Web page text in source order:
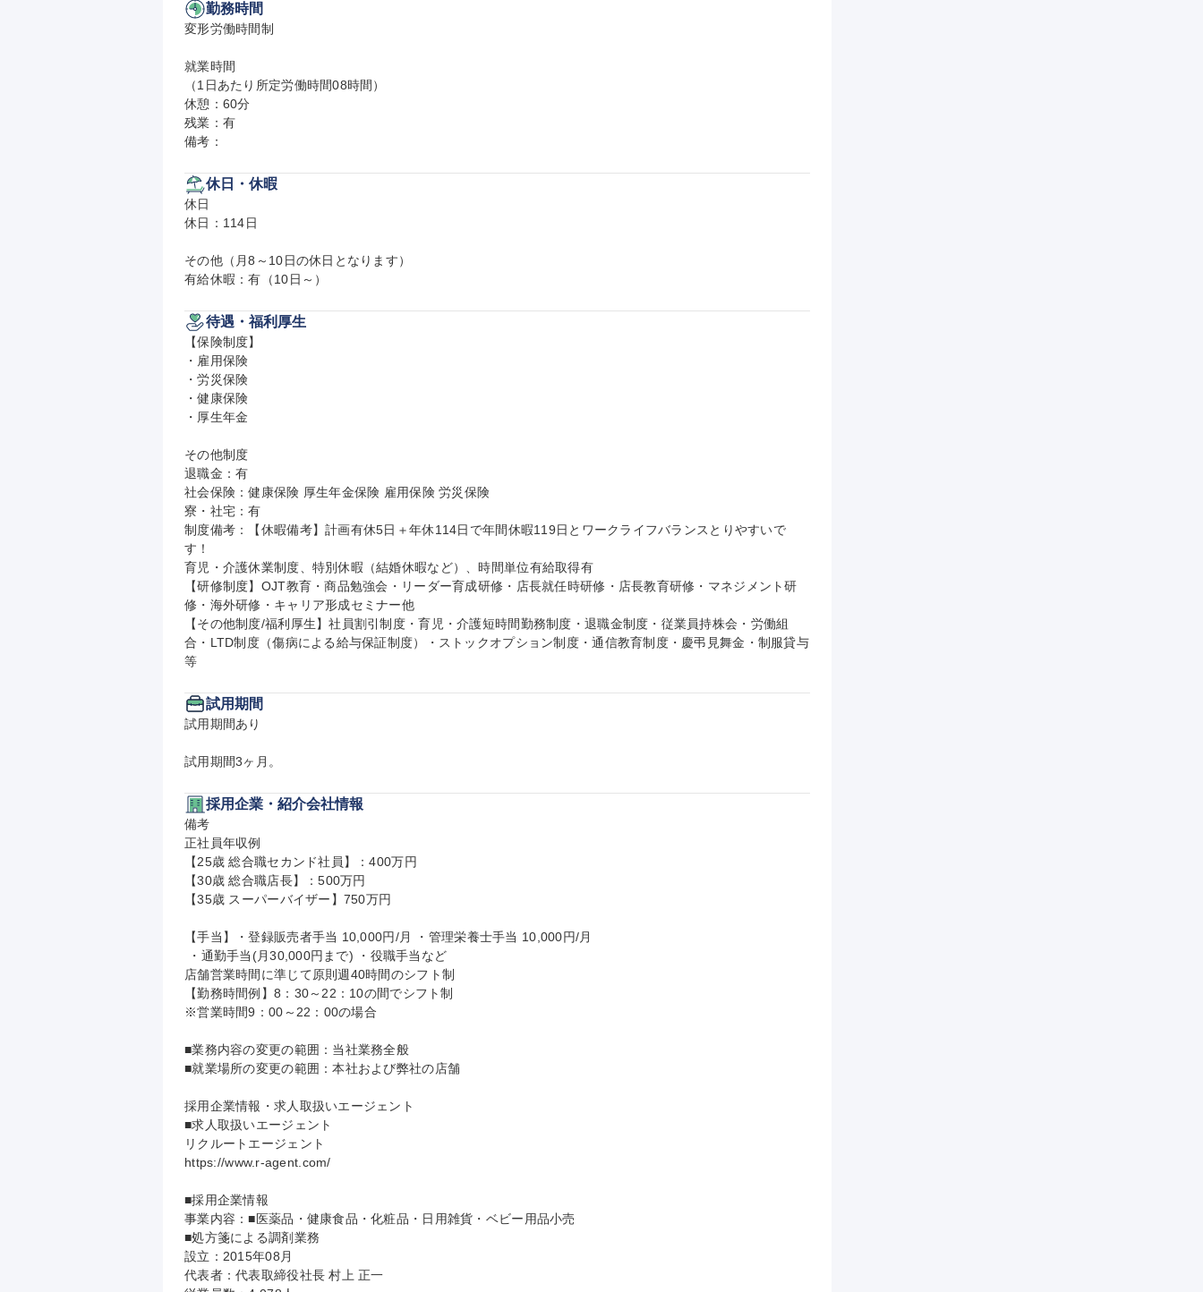
勤務時間
変形労働時間制
就業時間
（1日あたり所定労働時間08時間）
休憩：60分
残業：有
備考：
休日・休暇
休日
休日：114日
その他（月8～10日の休日となります）
有給休暇：有（10日～）
待遇・福利厚生
【保険制度】
・雇用保険
・労災保険
・健康保険
・厚生年金
その他制度
退職金：有
社会保険：健康保険 厚生年金保険 雇用保険 労災保険
寮・社宅：有
制度備考：【休暇備考】計画有休5日＋年休114日で年間休暇119日とワークライフバランスとりやすいで
す！
育児・介護休業制度、特別休暇（結婚休暇など）、時間単位有給取得有
【研修制度】OJT教育・商品勉強会・リーダー育成研修・店長就任時研修・店長教育研修・マネジメント研
修・海外研修・キャリア形成セミナー他
【その他制度/福利厚生】社員割引制度・育児・介護短時間勤務制度・退職金制度・従業員持株会・労働組
合・LTD制度（傷病による給与保証制度）・ストックオプション制度・通信教育制度・慶弔見舞金・制服貸与
等
試用期間
試用期間あり
試用期間3ヶ月。
採用企業・紹介会社情報
備考
正社員年収例
【25歳 総合職セカンド社員】：400万円
【30歳 総合職店長】：500万円
【35歳 スーパーバイザー】750万円
【手当】・登録販売者手当 10,000円/月 ・管理栄養士手当 10,000円/月
店舗営業時間に準じて原則週40時間のシフト制
【勤務時間例】8：30～22：10の間でシフト制
※営業時間9：00～22：00の場合
■業務内容の変更の範囲：当社業務全般
■就業場所の変更の範囲：本社および弊社の店舗
採用企業情報・求人取扱いエージェント
■求人取扱いエージェント
リクルートエージェント
https://www.r-agent.com/
■採用企業情報
事業内容：■医薬品・健康食品・化粧品・日用雑貨・ベビー用品小売
■処方箋による調剤業務
設立：2015年08月
代表者：代表取締役社長 村上 正一